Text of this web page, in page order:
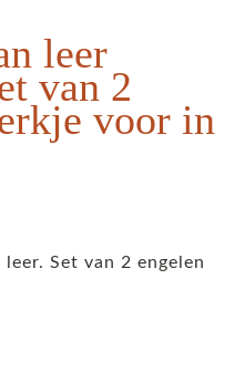
leer
van 2
voor in
Set van 2 engelen